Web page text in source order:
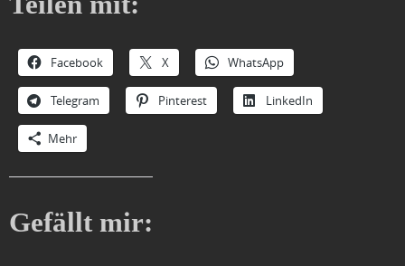
Facebook X WhatsApp
Telegram Pinterest LinkedIn
Mehr
Gefällt mir: